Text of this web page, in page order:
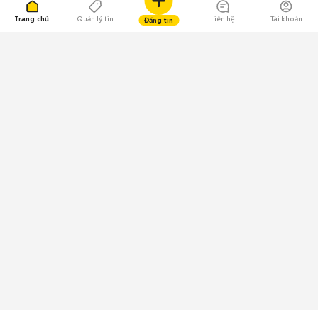
Trang chủ Quản lý tin Đăng tin Liên hệ Tài khoản